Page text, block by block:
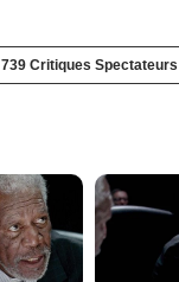
739 Critiques Spectateurs